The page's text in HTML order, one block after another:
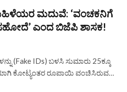
ಮದುವೆ: ‘ವಂಚಕನಿಗೆ
ಎಂದ ಬಿಜೆಪಿ ಶಾಸಕ!
(Fake IDs) ಬಳಸಿ ಸುಮಾರು 25ಕ್ಕೂ
ಕೋಟ್ಯಂತರ ರೂಪಾಯಿ ವಂಚಿಸಿರುವ…